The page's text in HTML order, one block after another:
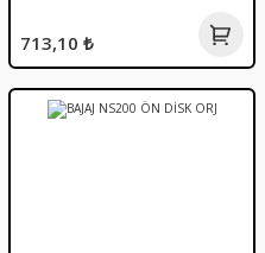
713,10 ₺